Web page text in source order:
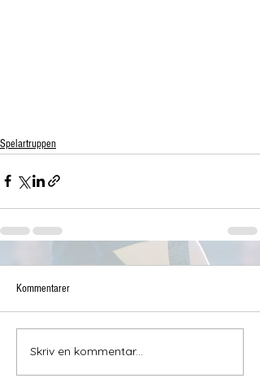
Spelartruppen
Kommentarer
Skriv en kommentar...